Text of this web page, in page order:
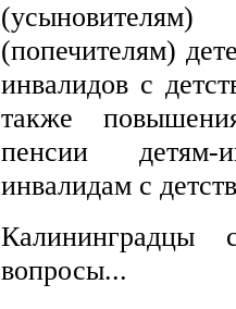
(попечителям)
инвалидов с
также
пенсии детям-
инвалидам с
Калининградцы
вопросы...